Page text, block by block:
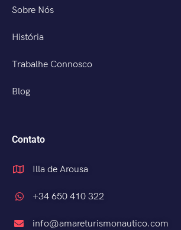
Sobre Nós
História
Trabalhe Connosco
Blog
Contato
Illa de Arousa
+34 650 410 322
info@amareturismonautico.com